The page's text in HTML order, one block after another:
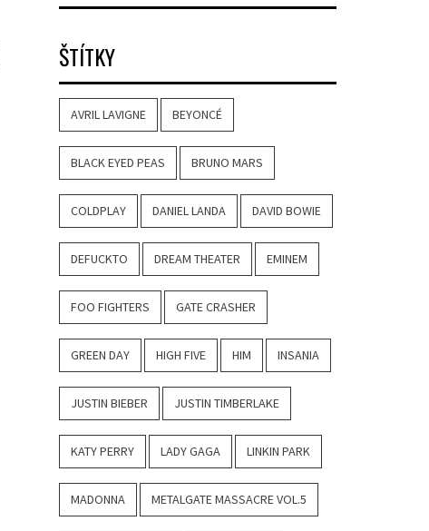
ŠTÍTKY
AVRIL LAVIGNE BEYONCÉ
BLACK EYED PEAS BRUNO MARS
COLDPLAY DANIEL LANDA DAVID BOWIE
DEFUCKTO DREAM THEATER EMINEM
FOO FIGHTERS GATE CRASHER
GREEN DAY HIGH FIVE HIM INSANIA
JUSTIN BIEBER JUSTIN TIMBERLAKE
KATY PERRY LADY GAGA LINKIN PARK
MADONNA METALGATE MASSACRE VOL.5